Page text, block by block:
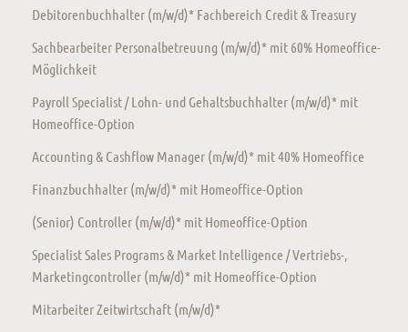
Debitorenbuchhalter (m/w/d)* Fachbereich Credit & Treasury
Sachbearbeiter Personalbetreuung (m/w/d)* mit 60% Homeoffice-
Möglichkeit
Payroll Specialist / Lohn- und Gehaltsbuchhalter (m/w/d)* mit
Homeoffice-Option
Accounting & Cashflow Manager (m/w/d)* mit 40% Homeoffice
Finanzbuchhalter (m/w/d)* mit Homeoffice-Option
(Senior) Controller (m/w/d)* mit Homeoffice-Option
Specialist Sales Programs & Market Intelligence / Vertriebs-,
Marketingcontroller (m/w/d)* mit Homeoffice-Option
Mitarbeiter Zeitwirtschaft (m/w/d)*